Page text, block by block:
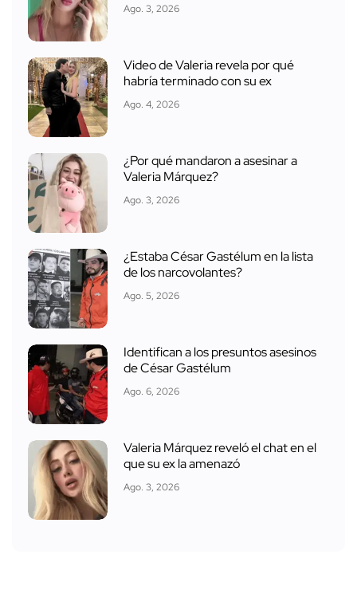
Ago. 3, 2026
Video de Valeria revela por qué
habría terminado con su ex
Ago. 4, 2026
¿Por qué mandaron a asesinar a
Valeria Márquez?
Ago. 3, 2026
¿Estaba César Gastélum en la lista
de los narcovolantes?
Ago. 5, 2026
Identifican a los presuntos asesinos
de César Gastélum
Ago. 6, 2026
Valeria Márquez reveló el chat en el
que su ex la amenazó
Ago. 3, 2026